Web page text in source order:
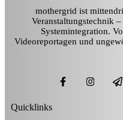
mothergrid ist
Veranstaltungstechnik
Systemintegration.
Videoreportagen und
Quicklinks